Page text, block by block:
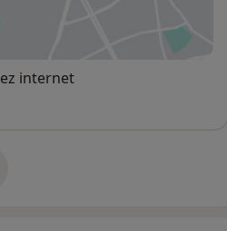
w nowej karcie
internet